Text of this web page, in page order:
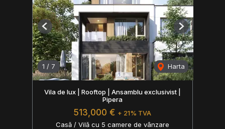
1 / 7 Harta
Previous Next
Vila de lux | Rooftop | Ansamblu exclusivist |
Pipera
513,000 € + 21% TVA
Casă / Vilă cu 5 camere de vânzare